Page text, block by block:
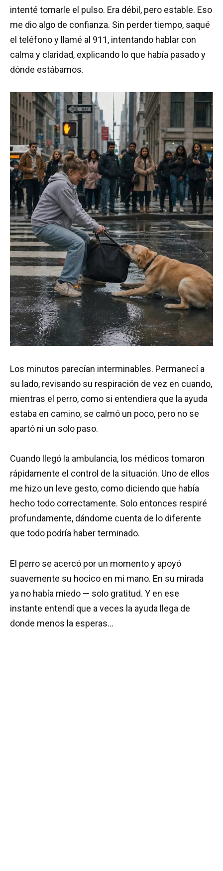
intenté tomarle el pulso. Era débil, pero estable. Eso
me dio algo de confianza. Sin perder tiempo, saqué
el teléfono y llamé al 911, intentando hablar con
calma y claridad, explicando lo que había pasado y
dónde estábamos.
Los minutos parecían interminables. Permanecí a
su lado, revisando su respiración de vez en cuando,
mientras el perro, como si entendiera que la ayuda
estaba en camino, se calmó un poco, pero no se
apartó ni un solo paso.
Cuando llegó la ambulancia, los médicos tomaron
rápidamente el control de la situación. Uno de ellos
me hizo un leve gesto, como diciendo que había
hecho todo correctamente. Solo entonces respiré
profundamente, dándome cuenta de lo diferente
que todo podría haber terminado.
El perro se acercó por un momento y apoyó
suavemente su hocico en mi mano. En su mirada
ya no había miedo — solo gratitud. Y en ese
instante entendí que a veces la ayuda llega de
donde menos la esperas…